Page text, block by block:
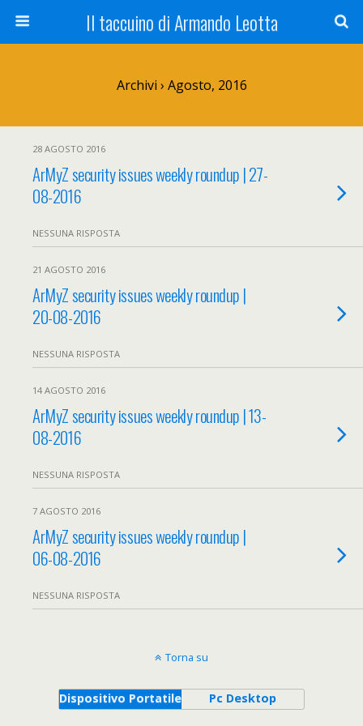
Il taccuino di Armando Leotta
Archivi › Agosto, 2016
28 AGOSTO 2016
ArMyZ security issues weekly roundup | 27-
08-2016
NESSUNA RISPOSTA
21 AGOSTO 2016
ArMyZ security issues weekly roundup |
20-08-2016
NESSUNA RISPOSTA
14 AGOSTO 2016
ArMyZ security issues weekly roundup | 13-
08-2016
NESSUNA RISPOSTA
7 AGOSTO 2016
ArMyZ security issues weekly roundup |
06-08-2016
NESSUNA RISPOSTA
Torna su
Dispositivo Portatile Pc Desktop